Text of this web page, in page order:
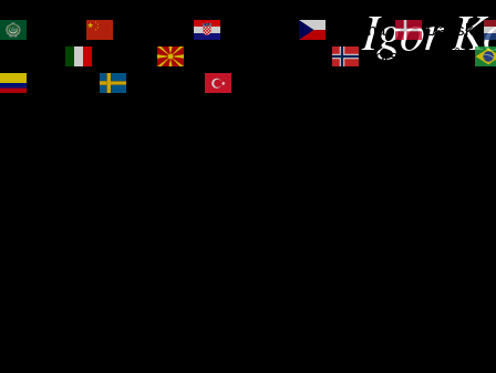
Igor
Čeština‎
Dansk
Norsk bokmål